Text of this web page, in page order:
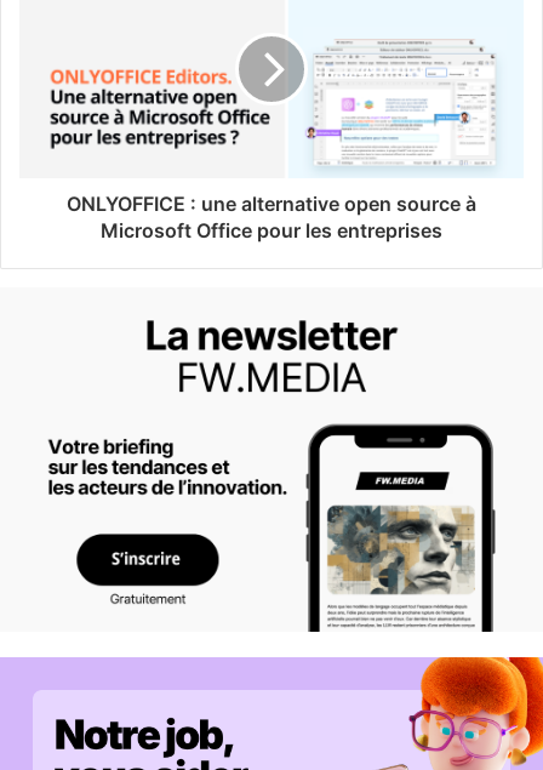
ONLYOFFICE : une alternative open source à
Microsoft Office pour les entreprises